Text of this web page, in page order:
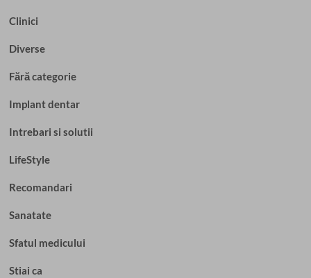
Clinici
Diverse
Fără categorie
Implant dentar
Intrebari si solutii
LifeStyle
Recomandari
Sanatate
Sfatul medicului
Stiai ca